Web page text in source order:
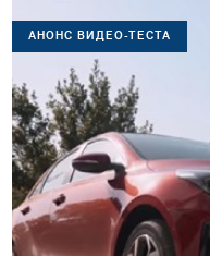
АНОНС ВИДЕО-ТЕСТА